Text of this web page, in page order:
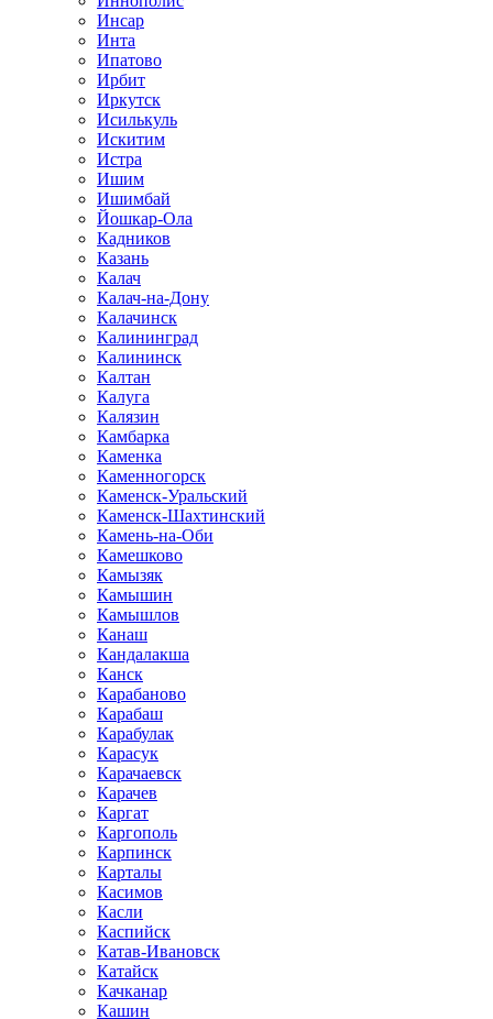
Инсар
Инта
Ипатово
Ирбит
Иркутск
Исилькуль
Искитим
Истра
Ишим
Ишимбай
Йошкар-Ола
Кадников
Казань
Калач
Калач-на-Дону
Калачинск
Калининград
Калининск
Калтан
Калуга
Калязин
Камбарка
Каменка
Каменногорск
Каменск-Уральский
Каменск-Шахтинский
Камень-на-Оби
Камешково
Камызяк
Камышин
Камышлов
Канаш
Кандалакша
Канск
Карабаново
Карабаш
Карабулак
Карасук
Карачаевск
Карачев
Каргат
Каргополь
Карпинск
Карталы
Касимов
Касли
Каспийск
Катав-Ивановск
Катайск
Качканар
Кашин